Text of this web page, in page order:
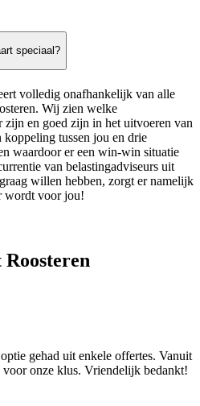
speciaal?
volledig onafhankelijk van alle
Wij zien welke
zijn en goed zijn in het uitvoeren van
tussen jou en drie
waardoor er een win-win situatie
van belastingadviseurs uit
willen hebben, zorgt er namelijk
wordt voor jou!
gehad uit enkele offertes. Vanuit
onze klus. Vriendelijk bedankt!